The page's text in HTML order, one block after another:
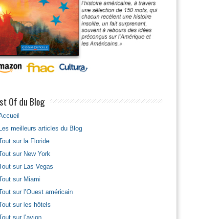
Of du Blog
meilleurs articles du Blog
sur la Floride
sur New York
sur Las Vegas
sur Miami
sur l’Ouest américain
sur les hôtels
sur l’avion